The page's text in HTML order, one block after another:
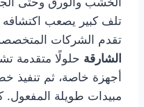
تلف كبير يصعب اكتشافه
تقدم الشركات
الشارقة حلولًا متقدمة
أجهزة خاصة، ثم تنفيذ
مبيدات طويلة المفعول.